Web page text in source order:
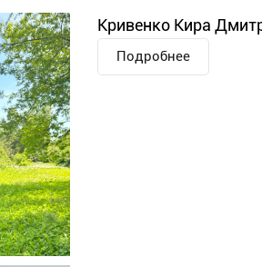
Кривенко Кира
Подробнее